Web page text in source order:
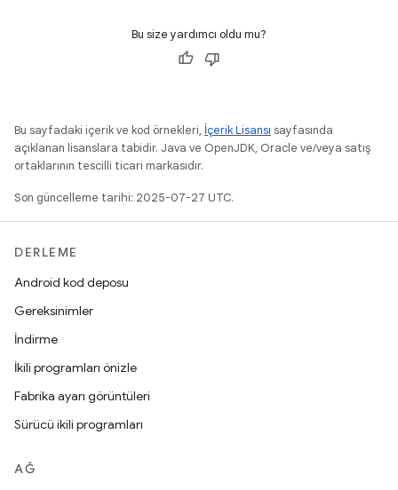
Bu size yardımcı oldu mu?
Bu sayfadaki içerik ve kod örnekleri, İçerik Lisansı sayfasında
açıklanan lisanslara tabidir. Java ve OpenJDK, Oracle ve/veya satış
ortaklarının tescilli ticari markasıdır.
Son güncelleme tarihi: 2025-07-27 UTC.
DERLEME
Android kod deposu
Gereksinimler
İndirme
İkili programları önizle
Fabrika ayarı görüntüleri
Sürücü ikili programları
AĞ